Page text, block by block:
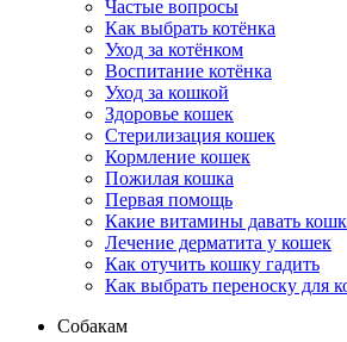
Частые вопросы
Как выбрать котёнка
Уход за котёнком
Воспитание котёнка
Уход за кошкой
Здоровье кошек
Стерилизация кошек
Кормление кошек
Пожилая кошка
Первая помощь
Какие витамины давать
Лечение дерматита у кошек
Как отучить кошку гадить
Как выбрать переноску для
Собакам